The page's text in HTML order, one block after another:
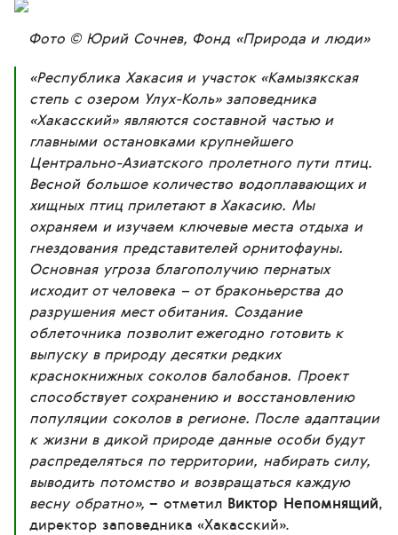
Фото © Юрий Сочнев, Фонд «Природа и люди»
«Республика Хакасия и участок «Камызякская
степь с озером Улух-Коль» заповедника
«Хакасский» являются составной частью и
главными остановками крупнейшего
Центрально-Азиатского пролетного пути птиц.
Весной большое количество водоплавающих и
хищных птиц прилетают в Хакасию. Мы
охраняем и изучаем ключевые места отдыха и
гнездования представителей орнитофауны.
Основная угроза благополучию пернатых
исходит от человека – от браконьерства до
разрушения мест обитания. Создание
облеточника позволит ежегодно готовить к
выпуску в природу десятки редких
краснокнижных соколов балобанов. Проект
способствует сохранению и восстановлению
популяции соколов в регионе. После адаптации
к жизни в дикой природе данные особи будут
распределяться по территории, набирать силу,
выводить потомство и возвращаться каждую
весну обратно», – отметил Виктор Непомнящий,
директор заповедника «Хакасский».